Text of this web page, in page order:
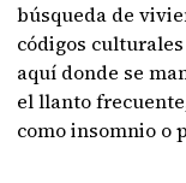
búsqueda de
códigos
aquí donde se
el llanto
como insomnio o